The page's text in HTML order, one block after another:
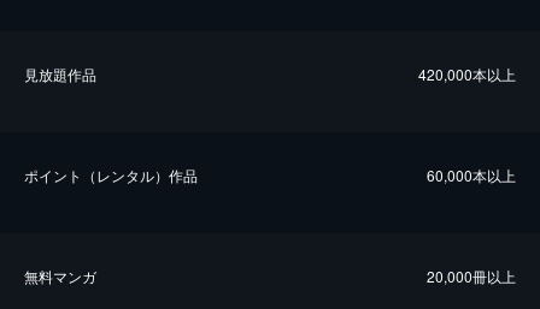
⾒放題作品 420,000本以上
ポイント（レンタル）作品 60,000本以上
無料マンガ 20,000冊以上